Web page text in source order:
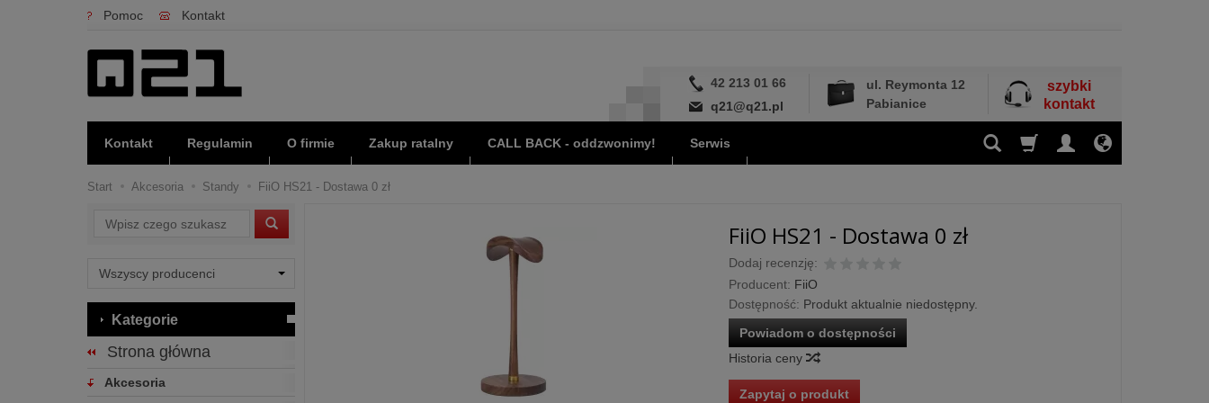
Pomoc Kontakt
42 213 01 66
q21@q21.pl
ul. Reymonta 12
Pabianice
szybki
kontakt
Kontakt Regulamin O firmie Zakup ratalny CALL BACK - oddzwonimy! Serwis
Start Akcesoria Standy FiiO HS21 - Dostawa 0 zł
FiiO HS21 - Dostawa 0 zł
Dodaj recenzję:
Producent: FiiO
Dostępność: Produkt aktualnie niedostępny.
Powiadom o dostępności
Historia ceny
Zapytaj o produkt
Wyszukaj
Kategorie
Strona główna
Akcesoria